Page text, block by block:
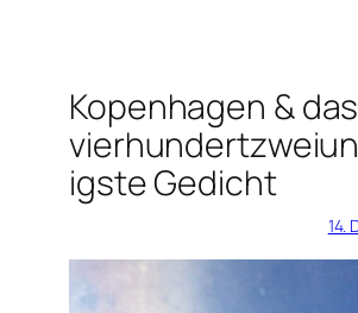
Kopenhagen & das
igste Gedicht
14.